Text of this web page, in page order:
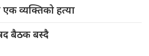
एक व्यक्तिको हत्या
बैठक बस्दै